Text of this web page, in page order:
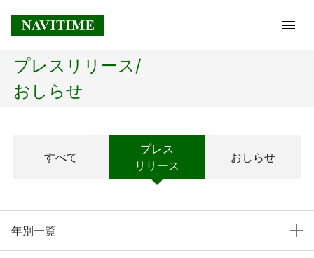
トップページ
経営理念
プレスリリース/
おしらせ
すべて
プレス
リリース
おしらせ
年別一覧